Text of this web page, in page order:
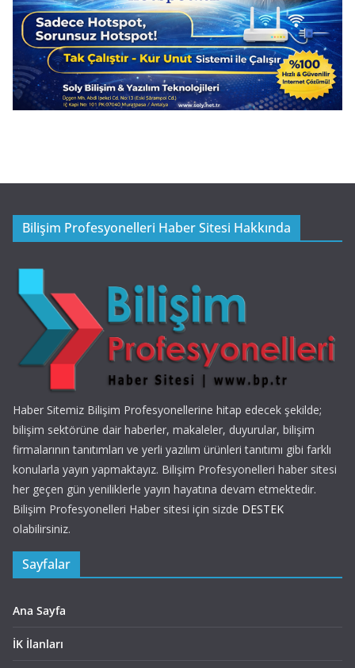
Bilişim Profesyonelleri Haber Sitesi Hakkında
Haber Sitemiz Bilişim Profesyonellerine hitap edecek şekilde;
bilişim sektörüne dair haberler, makaleler, duyurular, bilişim
firmalarının tanıtımları ve yerli yazılım ürünleri tanıtımı gibi farklı
konularla yayın yapmaktayız. Bilişim Profesyonelleri haber sitesi
her geçen gün yeniliklerle yayın hayatına devam etmektedir.
Bilişim Profesyonelleri Haber sitesi için sizde DESTEK
olabilirsiniz.
Sayfalar
Ana Sayfa
İK İlanları